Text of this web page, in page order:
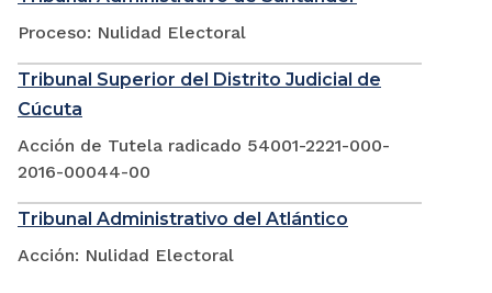
Proceso: Nulidad Electoral
Tribunal Superior del Distrito Judicial de
Cúcuta
Acción de Tutela radicado 54001-2221-000-
2016-00044-00
Tribunal Administrativo del Atlántico
Acción: Nulidad Electoral